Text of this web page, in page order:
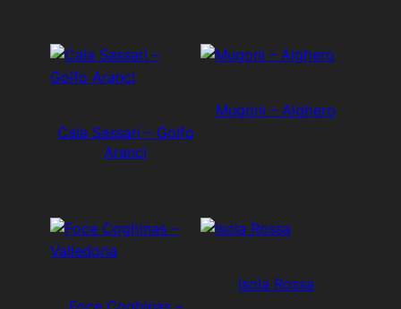
Cala Sassari – Golfo
Aranci
Mugoni – Alghero
Isola Rossa